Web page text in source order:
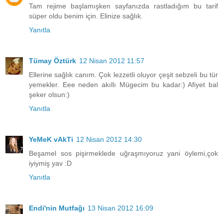
Tam rejime başlamışken sayfanızda rastladığım bu tarif
süper oldu benim için. Elinize sağlık.
Yanıtla
Tümay Öztürk 12 Nisan 2012 11:57
Ellerine sağlık canım. Çok lezzetli oluyor çeşit sebzeli bu tür
yemekler. Eee neden akıllı Mügecim bu kadar:) Afiyet bal
şeker olsun:)
Yanıtla
YeMeK vAkTi 12 Nisan 2012 14:30
Beşamel sos pişirmeklede uğraşmıyoruz yani öylemi,çok
iyiymiş yav :D
Yanıtla
Endi'nin Mutfağı 13 Nisan 2012 16:09